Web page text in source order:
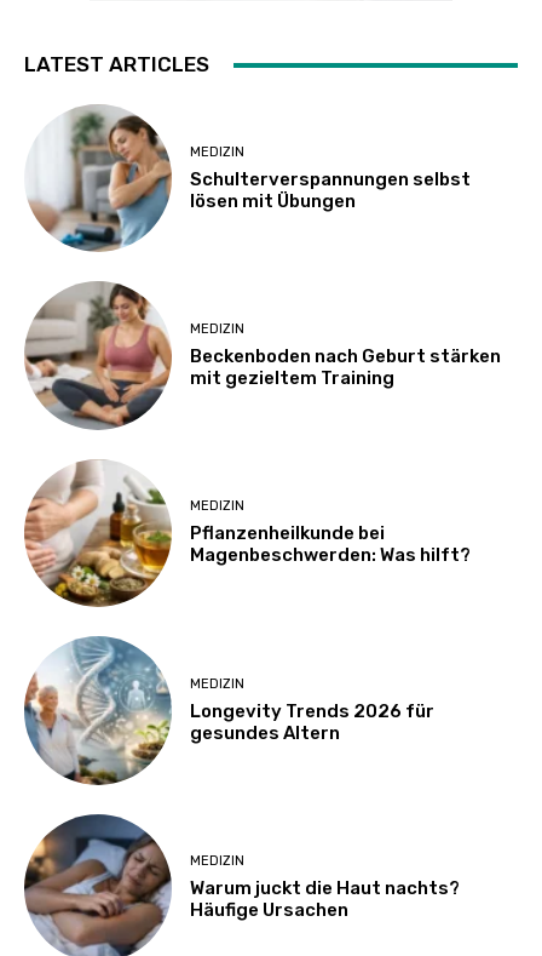
LATEST ARTICLES
MEDIZIN
Schulterverspannungen selbst
lösen mit Übungen
MEDIZIN
Beckenboden nach Geburt stärken
mit gezieltem Training
MEDIZIN
Pflanzenheilkunde bei
Magenbeschwerden: Was hilft?
MEDIZIN
Longevity Trends 2026 für
gesundes Altern
MEDIZIN
Warum juckt die Haut nachts?
Häufige Ursachen